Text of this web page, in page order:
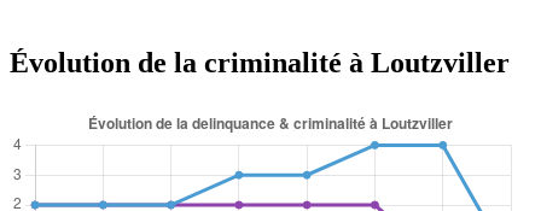
Évolution de la criminalité à Loutzviller